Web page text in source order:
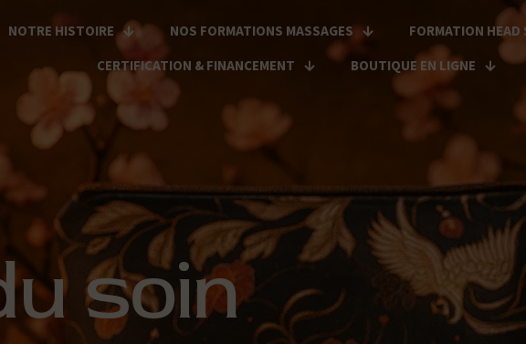
NOTRE HISTOIRE NOS FORMATIONS MASSAGES FORMATION HEAD
CERTIFICATION & FINANCEMENT
BOUTIQUE EN LIGNE
soin